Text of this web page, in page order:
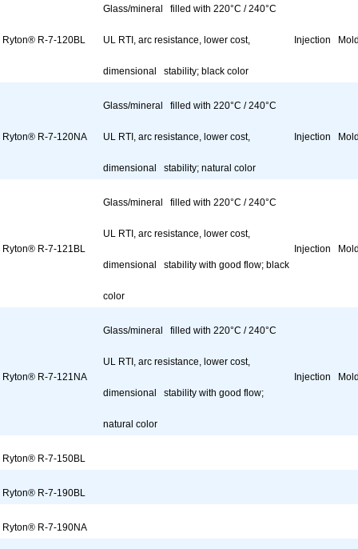
Ryton® R-7-120BL
Glass/mineral filled with 220°C / 240°C
UL RTI, arc resistance, lower cost,
dimensional stability; black color
Injection
Ryton® R-7-120NA
Glass/mineral filled with 220°C / 240°C
UL RTI, arc resistance, lower cost,
dimensional stability; natural color
Injection
Ryton® R-7-121BL
Glass/mineral filled with 220°C / 240°C
UL RTI, arc resistance, lower cost,
dimensional stability with good flow; black
color
Injection
Ryton® R-7-121NA
Glass/mineral filled with 220°C / 240°C
UL RTI, arc resistance, lower cost,
dimensional stability with good flow;
natural color
Injection
Ryton® R-7-150BL
Ryton® R-7-190BL
Ryton® R-7-190NA